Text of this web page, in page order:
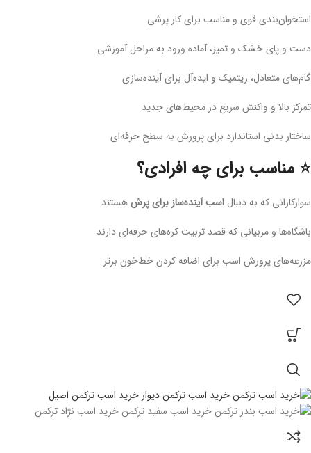
استخوان‌بندی قوی و مناسب برای کار پرشی
دست و پای خشک و تمیز، آماده ورود به مراحل آموزشی
گام‌های متعادل، ریتمیک و ایده‌آل برای آینده‌سازی
تمرکز بالا و واکنش سریع در محیط‌های جدید
ساختار بدنی استاندارد برای پرورش به سطح حرفه‌ای
⭐ مناسب برای چه افرادی؟
سوارکارانی که به دنبال اسب آینده‌ساز برای پرشهستند
باشگاه‌ها و مربیانی که قصد تربیت کره‌های حرفه‌ای دارند
مزرعه‌های پرورش اسب برای اضافه کردن خط‌خون برتر